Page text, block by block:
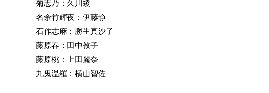
菊志乃：久川綾
名余竹輝夜：伊藤静
石作志麻：勝生真沙子
藤原春：田中敦子
藤原桃：上田麗奈
九鬼温羅：横山智佐